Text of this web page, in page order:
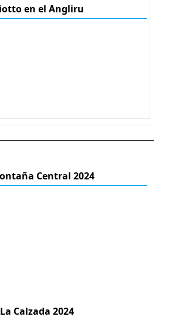
en el Angliru
Central 2024
Calzada 2024